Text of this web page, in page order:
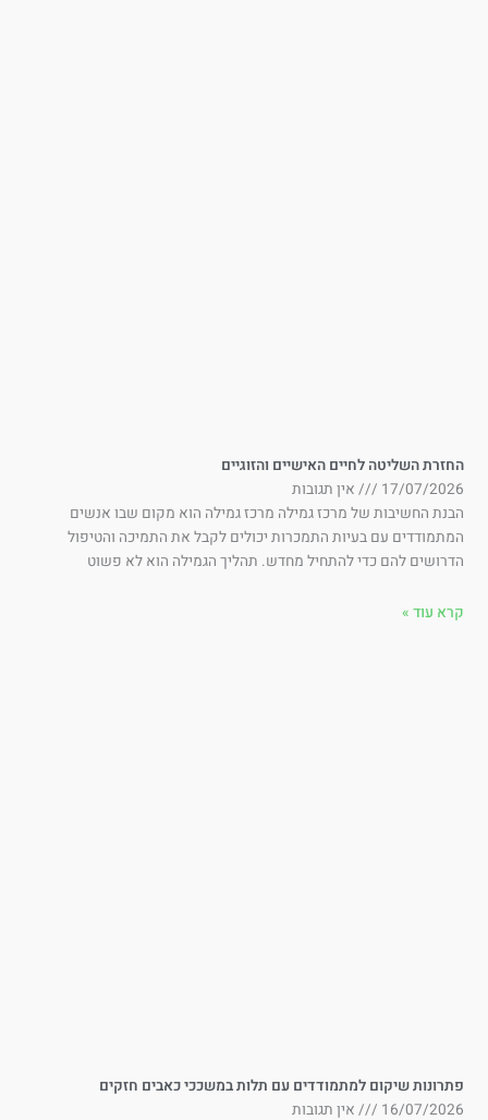
השליטה לחיים האישיים והזוגיים
17/07/
אין תגובות
החשיבות של מרכז גמילה מרכז גמילה הוא מקום שבו אנשים
עם בעיות התמכרות יכולים לקבל את התמיכה והטיפול
להם כדי להתחיל מחדש. תהליך הגמילה הוא לא פשוט
עוד »
שיקום למתמודדים עם תלות במשככי כאבים חזקים
16/07/
אין תגובות